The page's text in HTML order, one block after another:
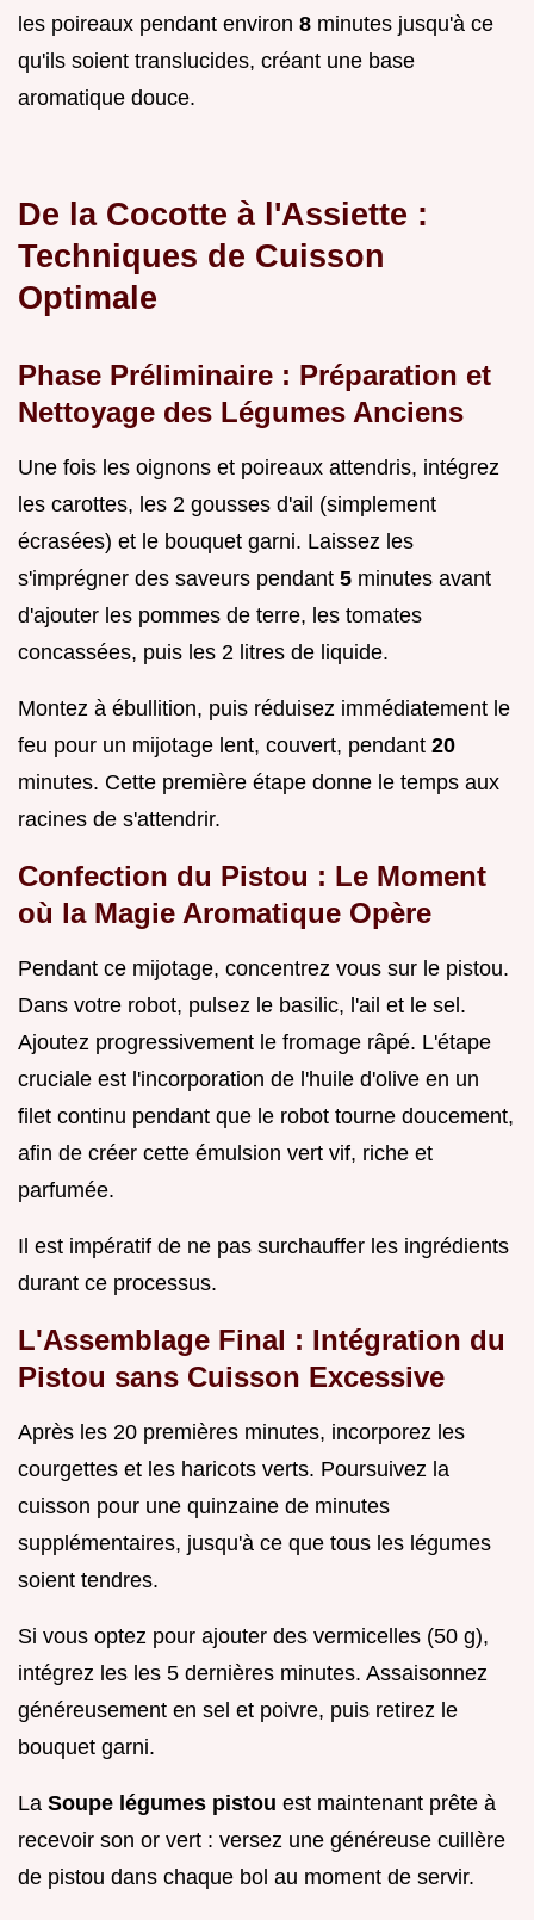
les poireaux pendant environ 8 minutes jusqu'à ce
qu'ils soient translucides, créant une base
aromatique douce.
De la Cocotte à l'Assiette :
Techniques de Cuisson
Optimale
Phase Préliminaire : Préparation et
Nettoyage des Légumes Anciens
Une fois les oignons et poireaux attendris, intégrez
les carottes, les 2 gousses d'ail (simplement
écrasées) et le bouquet garni. Laissez les
s'imprégner des saveurs pendant 5 minutes avant
d'ajouter les pommes de terre, les tomates
concassées, puis les 2 litres de liquide.
Montez à ébullition, puis réduisez immédiatement le
feu pour un mijotage lent, couvert, pendant 20
minutes. Cette première étape donne le temps aux
racines de s'attendrir.
Confection du Pistou : Le Moment
où la Magie Aromatique Opère
Pendant ce mijotage, concentrez vous sur le pistou.
Dans votre robot, pulsez le basilic, l'ail et le sel.
Ajoutez progressivement le fromage râpé. L'étape
cruciale est l'incorporation de l'huile d'olive en un
filet continu pendant que le robot tourne doucement,
afin de créer cette émulsion vert vif, riche et
parfumée.
Il est impératif de ne pas surchauffer les ingrédients
durant ce processus.
L'Assemblage Final : Intégration du
Pistou sans Cuisson Excessive
Après les 20 premières minutes, incorporez les
courgettes et les haricots verts. Poursuivez la
cuisson pour une quinzaine de minutes
supplémentaires, jusqu'à ce que tous les légumes
soient tendres.
Si vous optez pour ajouter des vermicelles (50 g),
intégrez les les 5 dernières minutes. Assaisonnez
généreusement en sel et poivre, puis retirez le
bouquet garni.
La Soupe légumes pistou est maintenant prête à
recevoir son or vert : versez une généreuse cuillère
de pistou dans chaque bol au moment de servir.